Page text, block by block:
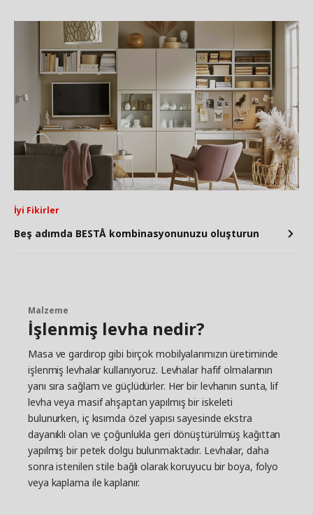
İyi Fikirler
Beş adımda BESTÅ kombinasyonunuzu oluşturun
Malzeme
İşlenmiş levha nedir?
Masa ve gardırop gibi birçok mobilyalarımızın üretiminde
işlenmiş levhalar kullanıyoruz. Levhalar hafif olmalarının
yanı sıra sağlam ve güçlüdürler. Her bir levhanın sunta, lif
levha veya masif ahşaptan yapılmış bir iskeleti
bulunurken, iç kısımda özel yapısı sayesinde ekstra
dayanıklı olan ve çoğunlukla geri dönüştürülmüş kağıttan
yapılmış bir petek dolgu bulunmaktadır. Levhalar, daha
sonra istenilen stile bağlı olarak koruyucu bir boya, folyo
veya kaplama ile kaplanır.